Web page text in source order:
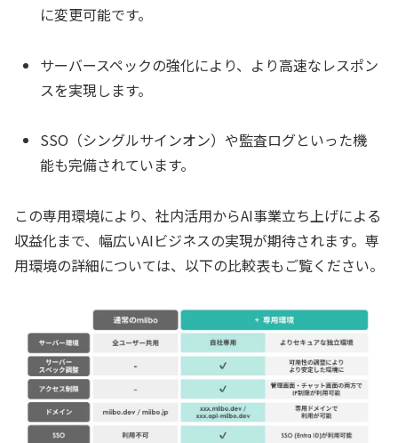
に変更可能です。
サーバースペックの強化により、より高速なレスポン
スを実現します。
SSO（シングルサインオン）や監査ログといった機
能も完備されています。
この専用環境により、社内活用からAI事業立ち上げによる
収益化まで、幅広いAIビジネスの実現が期待されます。専
用環境の詳細については、以下の比較表もご覧ください。